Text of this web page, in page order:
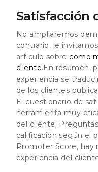
Satisfacción
No ampliaremos
contrario, le
artículo sobre cómo
cliente.En resumen,
experiencia se
de los clientes
El cuestionario de
herramienta muy
del cliente.
calificación según el
Promoter Score, hay
experiencia del